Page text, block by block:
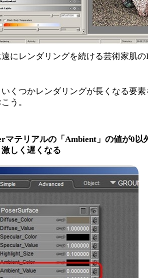
にレンダリングを続ける芸術家肌の
いくつかレンダリングが長くなる要
う。
マテリアルの「Ambient」の値が0以
激しく遅くなる